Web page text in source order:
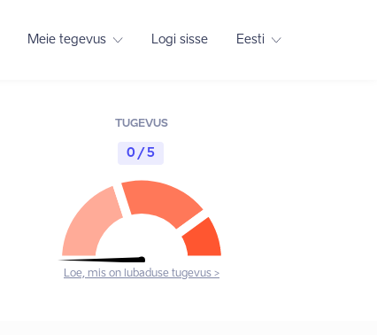
Meie tegevus Logi sisse Eesti
TUGEVUS
0 / 5
Loe, mis on lubaduse tugevus >